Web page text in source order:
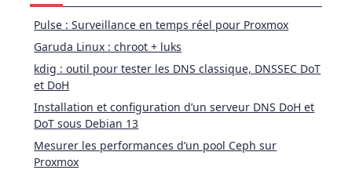
Pulse : Surveillance en temps réel pour Proxmox
Garuda Linux : chroot + luks
kdig : outil pour tester les DNS classique, DNSSEC DoT
et DoH
Installation et configuration d’un serveur DNS DoH et
DoT sous Debian 13
Mesurer les performances d’un pool Ceph sur
Proxmox